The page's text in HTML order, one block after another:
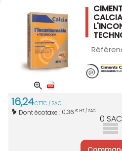
16,24€TTC / SAC
Dont écotaxe : 0,36 € HT / SAC
0 SAC